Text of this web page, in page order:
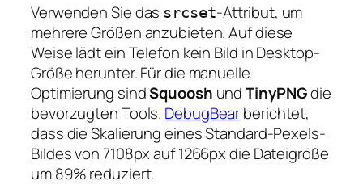
Verwenden Sie das srcset-Attribut, um
mehrere Größen anzubieten. Auf diese
Weise lädt ein Telefon kein Bild in Desktop-
Größe herunter. Für die manuelle
Optimierung sindSquoosh undTinyPNGdie
bevorzugten Tools. DebugBearberichtet,
dass die Skalierung eines Standard-Pexels-
Bildes von 7108px auf 1266px die Dateigröße
um 89% reduziert.